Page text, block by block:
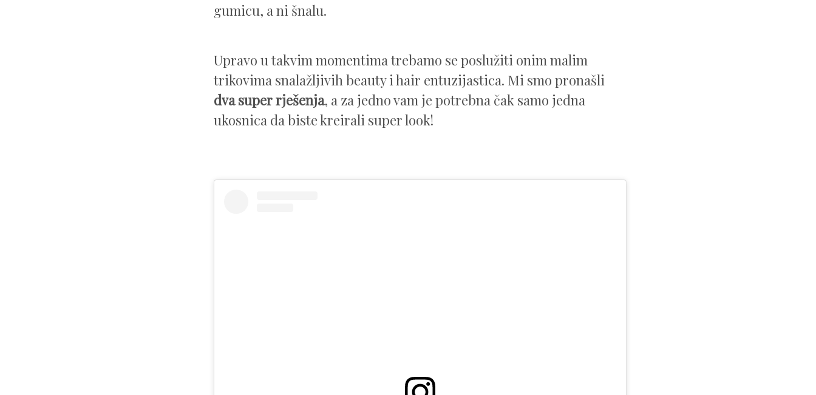
gumicu, a ni šnalu.
Upravo u takvim momentima trebamo se poslužiti onim malim
trikovima snalažljivih beauty i hair entuzijastica. Mi smo pronašli
dva super rješenja, a za jedno vam je potrebna čak samo jedna
ukosnica da biste kreirali super look!